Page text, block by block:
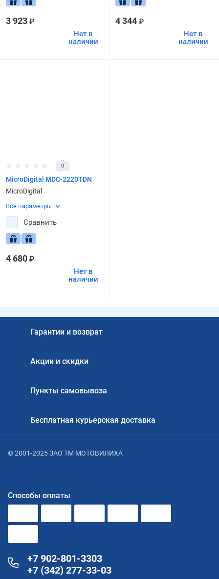
3 923 ₽
Нет в
наличии
4 344 ₽
Нет в
наличии
0
MicroDigital MDC-2220TDN
MicroDigital
Все параметры
Сравнить
4 680 ₽
Нет в
наличии
Гарантии и возврат
Акции и скидки
Пункты самовывоза
Бесплатная курьерская доставка
© 2001-2025 ЗАО ТМ МОТОВИЛИХА
Способы оплаты
+7 902-801-3303
+7 (342) 277-33-03